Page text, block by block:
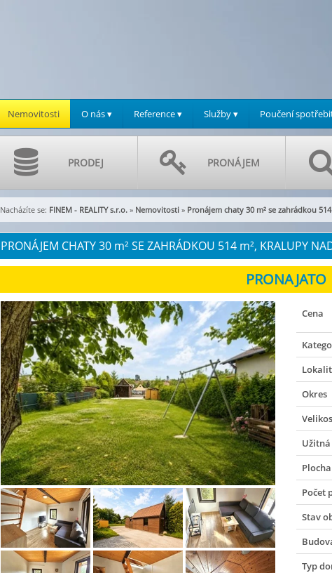
Nemovitosti O nás ▾ Reference ▾ Služby ▾ Poučení
PRODEJ PRONÁJEM
Nacházíte se: FINEM - REALITY s.r.o. » Nemovitosti » Pronájem chaty 30 m² se zahrádkou
PRONÁJEM CHATY 30 m²SE ZAHRÁDKOU 514 m², KRALUPY
Cena
Okres
Počet
Stav
Typ